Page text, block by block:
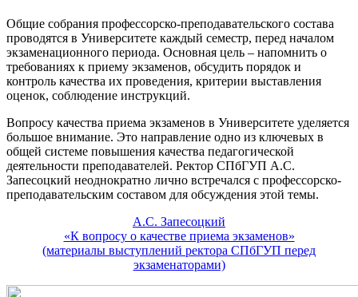
Общие собрания профессорско-преподавательского состава
проводятся в Университете каждый семестр, перед началом
экзаменационного периода. Основная цель – напомнить о
требованиях к приему экзаменов, обсудить порядок и
контроль качества их проведения, критерии выставления
оценок, соблюдение инструкций.
Вопросу качества приема экзаменов в Университете уделяется
большое внимание. Это направление одно из ключевых в
общей системе повышения качества педагогической
деятельности преподавателей. Ректор СПбГУП А.С.
Запесоцкий неоднократно лично встречался с профессорско-
преподавательским составом для обсуждения этой темы.
А.С. Запесоцкий
«К вопросу о качестве приема экзаменов»
(материалы выступлений ректора СПбГУП перед
экзаменаторами)